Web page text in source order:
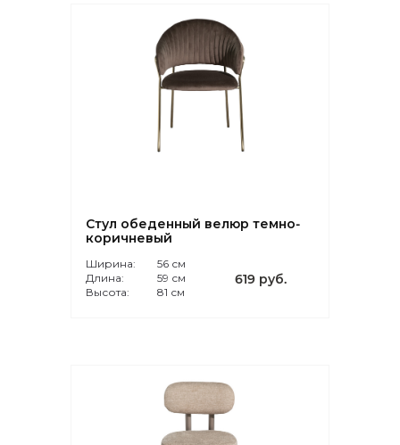
Стул обеденный велюр темно-
коричневый
Ширина:
56 см
Длина:
59 см
Высота:
81 см
619 руб.